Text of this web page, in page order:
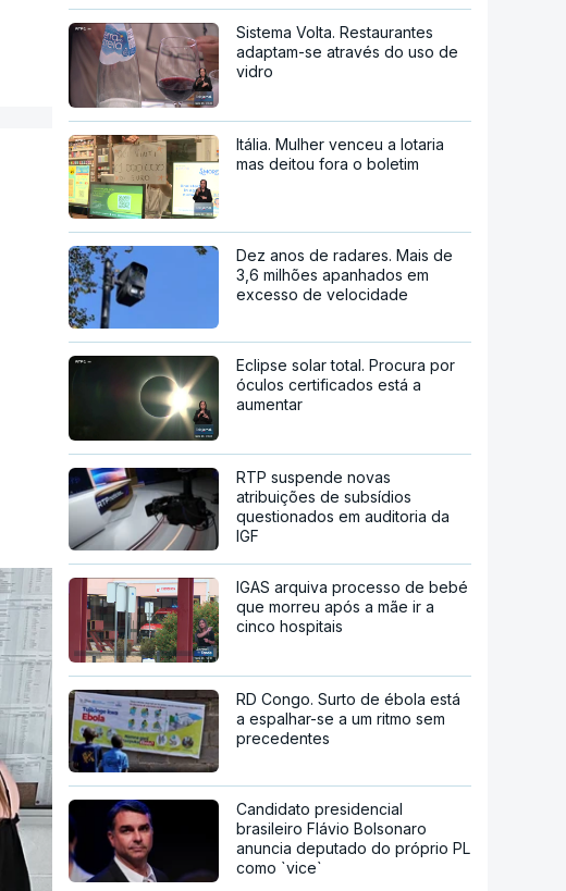
Sistema Volta. Restaurantes
adaptam-se através do uso de
vidro
Itália. Mulher venceu a lotaria
mas deitou fora o boletim
Dez anos de radares. Mais de
3,6 milhões apanhados em
excesso de velocidade
Eclipse solar total. Procura por
óculos certificados está a
aumentar
RTP suspende novas
atribuições de subsídios
questionados em auditoria da
IGF
IGAS arquiva processo de bebé
que morreu após a mãe ir a
cinco hospitais
RD Congo. Surto de ébola está
a espalhar-se a um ritmo sem
precedentes
Candidato presidencial
brasileiro Flávio Bolsonaro
anuncia deputado do próprio PL
como `vice`